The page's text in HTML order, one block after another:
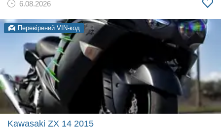
6.08.2026
Перевірений VIN-код
Kawasaki ZX 14 2015